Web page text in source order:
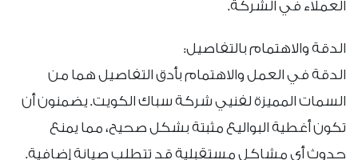
العملاء في الشركة.
الدقة والاهتمام بالتفاصيل:
الدقة في العمل والاهتمام بأدق التفاصيل هما من
السمات المميزة لفنيي شركة سباك الكويت. يضمنون أن
تكون أغطية البواليع مثبتة بشكل صحيح، مما يمنع
حدوث أي مشاكل مستقبلية قد تتطلب صيانة إضافية.